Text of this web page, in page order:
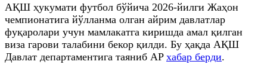
АҚШ ҳукумати футбол бўйича 2026-йилги Жаҳон
чемпионатига йўлланма олган айрим давлатлар
фуқаролари учун мамлакатга киришда амал қилган
виза гарови талабини бекор қилди. Бу ҳақда АҚШ
Давлат департаментига таяниб AP хабар берди.